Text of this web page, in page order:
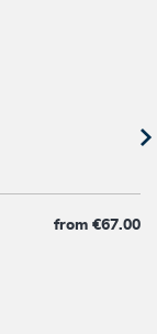
from €67.00